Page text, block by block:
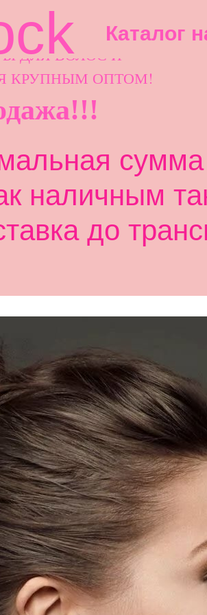
ДЛЯ ВОЛОС И
КРУПНЫМ ОПТОМ!
сумма
наличным
до
Каталог